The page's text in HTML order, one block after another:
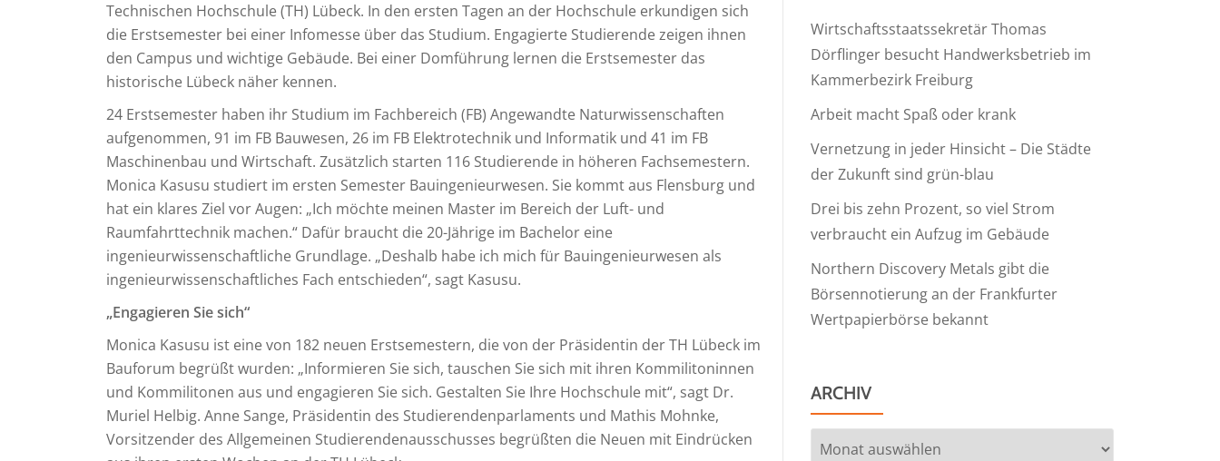
Technischen Hochschule (TH) Lübeck. In den ersten Tagen an der Hochschule erkundigen sich
die Erstsemester bei einer Infomesse über das Studium. Engagierte Studierende zeigen ihnen
den Campus und wichtige Gebäude. Bei einer Domführung lernen die Erstsemester das
historische Lübeck näher kennen.
24 Erstsemester haben ihr Studium im Fachbereich (FB) Angewandte Naturwissenschaften
aufgenommen, 91 im FB Bauwesen, 26 im FB Elektrotechnik und Informatik und 41 im FB
Maschinenbau und Wirtschaft. Zusätzlich starten 116 Studierende in höheren Fachsemestern.
Monica Kasusu studiert im ersten Semester Bauingenieurwesen. Sie kommt aus Flensburg und
hat ein klares Ziel vor Augen: „Ich möchte meinen Master im Bereich der Luft- und
Raumfahrttechnik machen.“ Dafür braucht die 20-Jährige im Bachelor eine
ingenieurwissenschaftliche Grundlage. „Deshalb habe ich mich für Bauingenieurwesen als
ingenieurwissenschaftliches Fach entschieden“, sagt Kasusu.
„Engagieren Sie sich“
Monica Kasusu ist eine von 182 neuen Erstsemestern, die von der Präsidentin der TH Lübeck im
Bauforum begrüßt wurden: „Informieren Sie sich, tauschen Sie sich mit ihren Kommilitoninnen
und Kommilitonen aus und engagieren Sie sich. Gestalten Sie Ihre Hochschule mit“, sagt Dr.
Muriel Helbig. Anne Sange, Präsidentin des Studierendenparlaments und Mathis Mohnke,
Vorsitzender des Allgemeinen Studierendenausschusses begrüßten die Neuen mit Eindrücken
Wirtschaftsstaatssekretär Thomas
Dörflinger besucht Handwerksbetrieb im
Kammerbezirk Freiburg
Arbeit macht Spaß oder krank
Vernetzung in jeder Hinsicht – Die Städte
der Zukunft sind grün-blau
Drei bis zehn Prozent, so viel Strom
verbraucht ein Aufzug im Gebäude
Northern Discovery Metals gibt die
Börsennotierung an der Frankfurter
Wertpapierbörse bekannt
ARCHIV
Archiv